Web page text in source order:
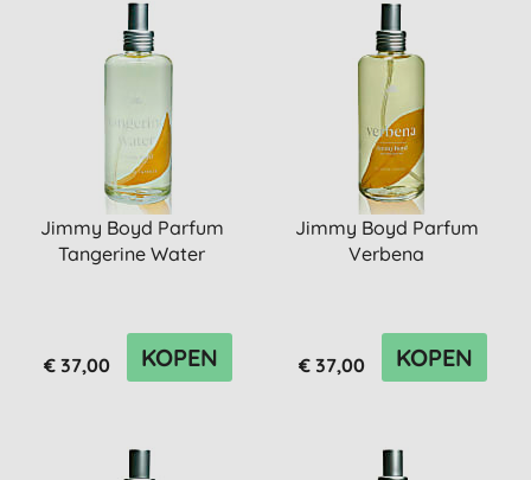
Jimmy Boyd Parfum
Tangerine Water
€ 37,00 KOPEN
Jimmy Boyd Parfum
Verbena
€ 37,00 KOPEN